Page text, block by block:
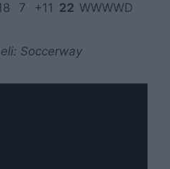
7 +11 22 WWWWD
Soccerway